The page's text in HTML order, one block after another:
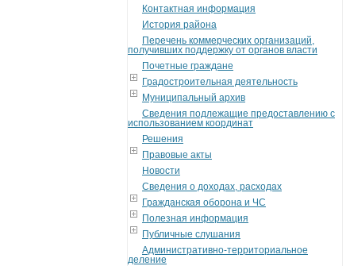
Контактная информация
История района
Перечень коммерческих организаций,
получивших поддержку от органов власти
Почетные граждане
Градостроительная деятельность
Муниципальный архив
Сведения подлежащие предоставлению с
использованием координат
Решения
Правовые акты
Новости
Сведения о доходах, расходах
Гражданская оборона и ЧС
Полезная информация
Публичные слушания
Административно-территориальное
деление